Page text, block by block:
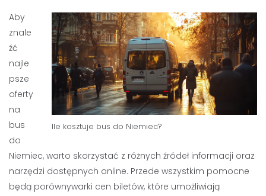
Ile kosztuje bus do Niemiec?
Aby
znale
źć
najle
psze
oferty
na
bus
do
Niemiec, warto skorzystać z różnych źródeł informacji oraz
narzędzi dostępnych online. Przede wszystkim pomocne
będą porównywarki cen biletów, które umożliwiają